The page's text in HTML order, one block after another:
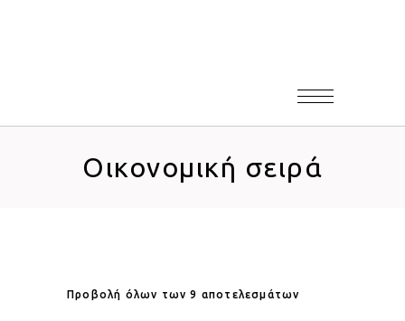
Οικονομική σειρά
Προβολή όλων των 9 αποτελεσμάτων